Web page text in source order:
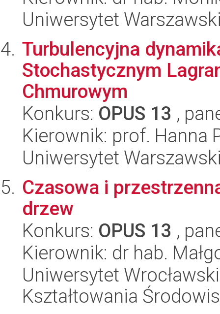
Uniwersytet
Turbulencyjna
Stochastycznym
Chmurowym
Konkurs: OPUS 13 ,
Kierownik: prof. Hanna
Uniwersytet
Czasowa i
drzew
Konkurs: OPUS 13 ,
Kierownik: dr hab.
Uniwersytet
Kształtowania